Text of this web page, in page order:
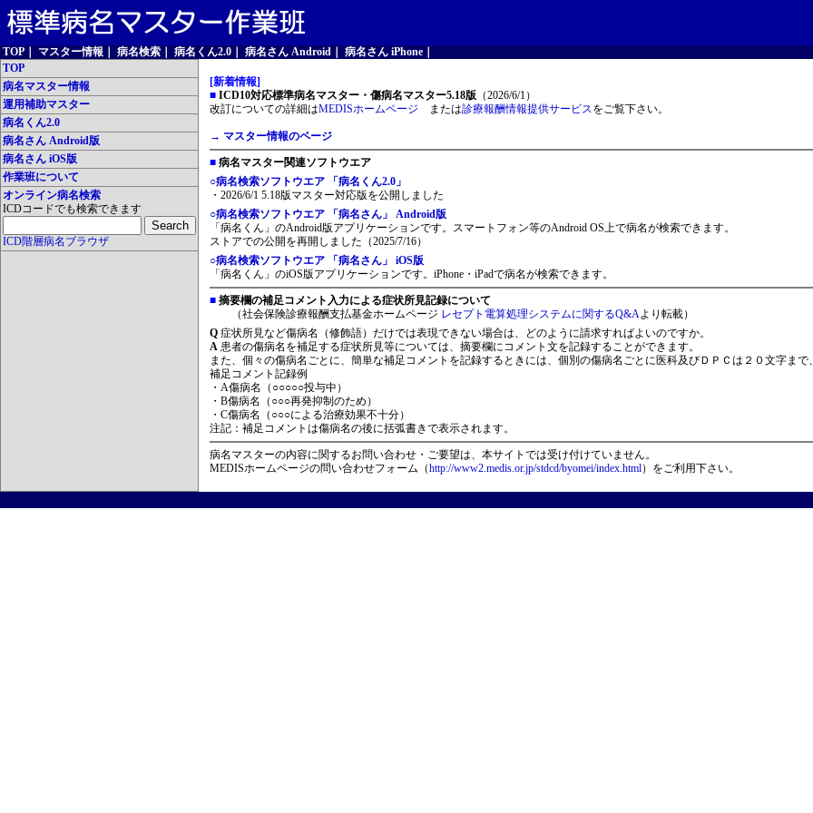
TOP マスター情報 病名検索 病名くん2.0 病名さん Android 病名さん iPhone
TOP
病名マスター情報
運用補助マスター
病名くん2.0
病名さん Android版
病名さん iOS版
作業班について
オンライン病名検索
ICDコードでも検索できます
ICD階層病名ブラウザ
[新着情報]
■ ICD10対応標準病名マスター・傷病名マスター5.18版 （2026/6/1）
改訂についての詳細はMEDISホームページ または診療報酬情報提供サービスをご覧下さい。
→ マスター情報のページ
■ 病名マスター関連ソフトウエア
○病名検索ソフトウエア 「病名くん2.0」
・2026/6/1 5.18版マスター対応版を公開しました
○病名検索ソフトウエア 「病名さん」 Android版
「病名くん」のAndroid版アプリケーションです。スマートフォン等のAndroid OS上で病名が検索できます。
ストアでの公開を再開しました（2025/7/16）
○病名検索ソフトウエア 「病名さん」 iOS版
「病名くん」のiOS版アプリケーションです。iPhone・iPadで病名が検索できます。
■ 摘要欄の補足コメント入力による症状所見記録について
（社会保険診療報酬支払基金ホームページ レセプト電算処理システムに関するQ&Aより転載）
Q 症状所見など傷病名（修飾語）だけでは表現できない場合は、どのように請求すればよいのですか。
A 患者の傷病名を補足する症状所見等については、摘要欄にコメント文を記録することができます。
また、個々の傷病名ごとに、簡単な補足コメントを記録するときには、個別の傷病名ごとに医科及びＤＰＣは２０文字まで
補足コメント記録例
・A傷病名（○○○○○投与中）
・B傷病名（○○○再発抑制のため）
・C傷病名（○○○による治療効果不十分）
注記：補足コメントは傷病名の後に括弧書きで表示されます。
病名マスターの内容に関するお問い合わせ・ご要望は、本サイトでは受け付けていません。
MEDISホームページの問い合わせフォーム（http://www2.medis.or.jp/stdcd/byomei/index.html）をご利用下さい。